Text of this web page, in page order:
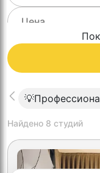
Найдено 8 студий